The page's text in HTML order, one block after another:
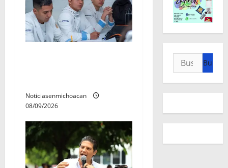
Noticiasenmichoacan
08/09/2026
Buscar: